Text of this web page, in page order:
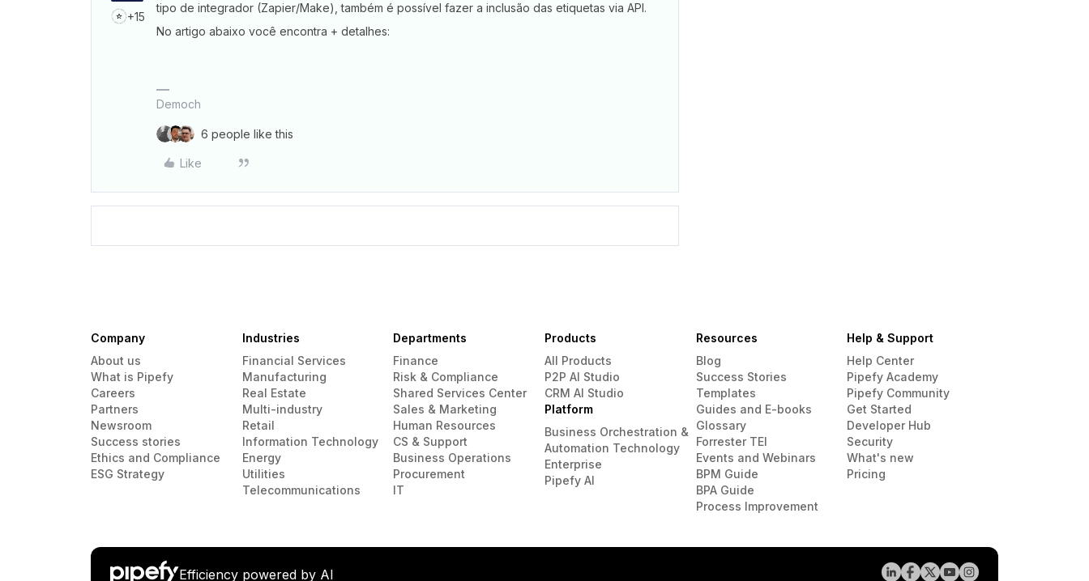
+15
tipo de integrador (Zapier/Make), também é possível fazer a inclusão das etiquetas via API.
No artigo abaixo você encontra + detalhes:
Democh
6 people like this
Like
Company
About us
What is Pipefy
Careers
Partners
Newsroom
Success stories
Ethics and Compliance
ESG Strategy
Industries
Financial Services
Manufacturing
Real Estate
Multi-industry
Retail
Information Technology
Energy
Utilities
Telecommunications
Departments
Finance
Risk & Compliance
Shared Services Center
Sales & Marketing
Human Resources
CS & Support
Business Operations
Procurement
IT
Products
All Products
P2P AI Studio
CRM AI Studio
Platform
Business Orchestration &
Automation Technology
Enterprise
Pipefy AI
Resources
Blog
Success Stories
Templates
Guides and E-books
Glossary
Forrester TEI
Events and Webinars
BPM Guide
BPA Guide
Process Improvement
Help & Support
Help Center
Pipefy Academy
Pipefy Community
Get Started
Developer Hub
Security
What's new
Pricing
Efficiency powered by AI